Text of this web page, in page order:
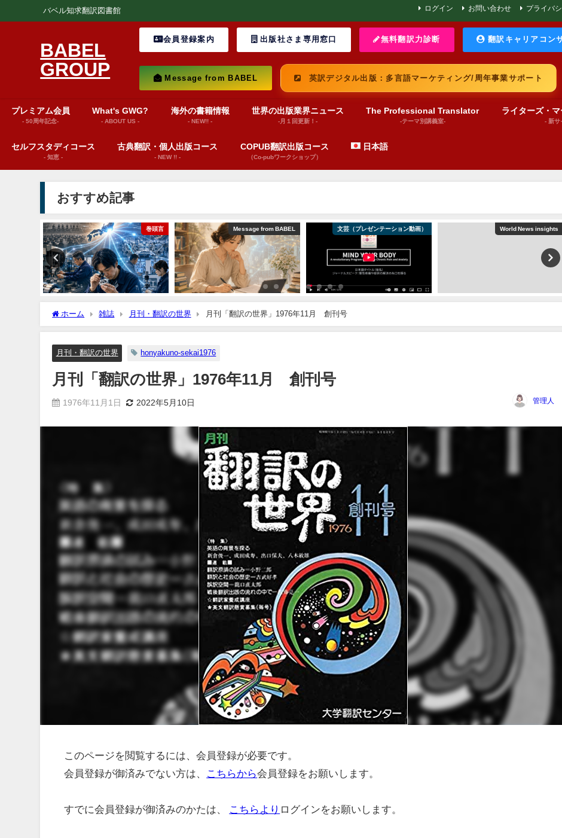
バベル知求翻訳図書館 ログイン お問い合わせ プライバ
BABEL
GROUP
会員登録案内 出版社さま専用窓口 無料翻訳力診断 翻訳キャリアコン
Message from BABEL 英訳デジタル出版：多言語マーケティング/周年事業サポート
プレミアム会員
- 50周年記念-
What's GWG?
- ABOUT US -
海外の書籍情報
- NEW!! -
世界の出版業界ニュース
-月１回更新！-
The Professional Translator
-テーマ別講義室-
ライターズ・
- 新サ
セルフスタディコース
- 知恵 -
古典翻訳・個人出版コース
- NEW !! -
COPUB翻訳出版コース
（Co-pubワークショップ）
日本語
おすすめ記事
巻頭言 Message from BABEL 文芸（プレゼンテーション動画） World News insights
ホーム 雑誌 月刊・翻訳の世界 月刊「翻訳の世界」1976年11月 創刊号
月刊・翻訳の世界 honyakuno-sekai1976
月刊「翻訳の世界」1976年11月 創刊号
1976年11月1日 2022年5月10日 管理人
このページを閲覧するには、会員登録が必要です。
会員登録が御済みでない方は、
こちらから会員登録をお願いします。
すでに会員登録が御済みのかたは、 こちらより ログインをお願いします。